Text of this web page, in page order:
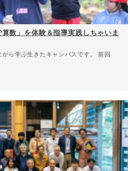
数」を体験＆指導実践しちゃいま
ら学ぶ生きたキャンパスです。 前回